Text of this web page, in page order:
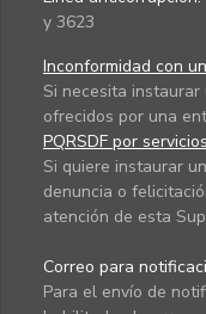
y 3623
Inconformidad con
Si necesita
ofrecidos por una
PQRSDF por
Si quiere instaurar
denuncia o
atención de esta
Correo para
Para el envío de